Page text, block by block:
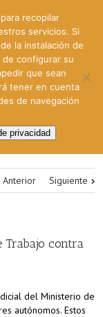
Anterior Siguiente
Trabajo contra
del Ministerio de
autónomos. Estos
recopilar
servicios. Si
la instalación de
de configurar su
que sean
tener en cuenta
de navegación
privacidad